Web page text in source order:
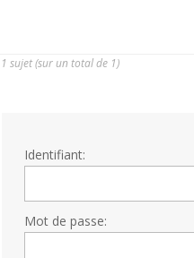
1 sujet (sur un total de 1)
Identifiant:
Mot de passe: